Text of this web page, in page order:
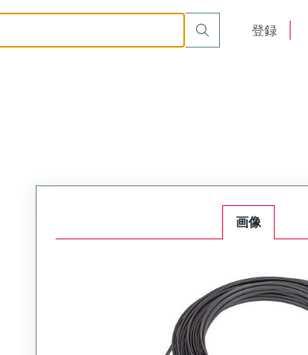
登録
画像